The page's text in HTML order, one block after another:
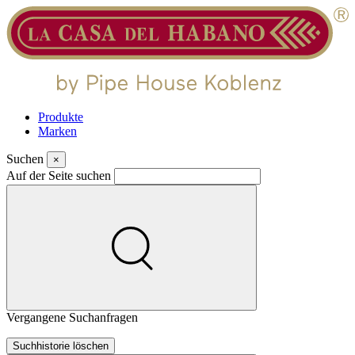
Produkte
Marken
Suchen ×
Auf der Seite suchen
Vergangene Suchanfragen
Suchhistorie löschen